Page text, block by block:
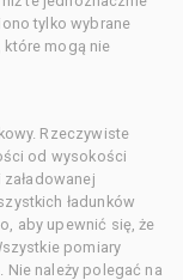
tylko wybrane
mogą nie
Rzeczywiste
od wysokości
ładunków
aby upewnić się, że
pomiary
należy polegać na